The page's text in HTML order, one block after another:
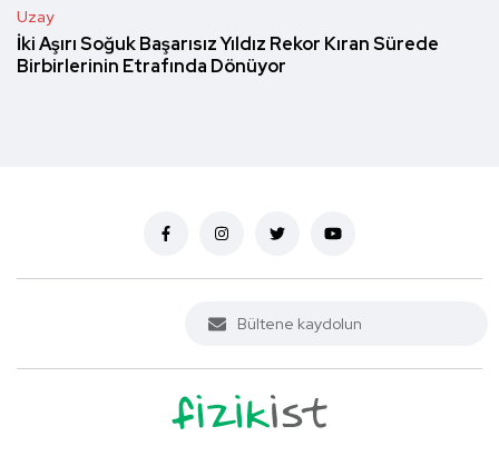
Uzay
İki Aşırı Soğuk Başarısız Yıldız Rekor Kıran Sürede
Birbirlerinin Etrafında Dönüyor